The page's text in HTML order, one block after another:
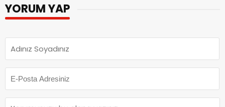
YORUM YAP